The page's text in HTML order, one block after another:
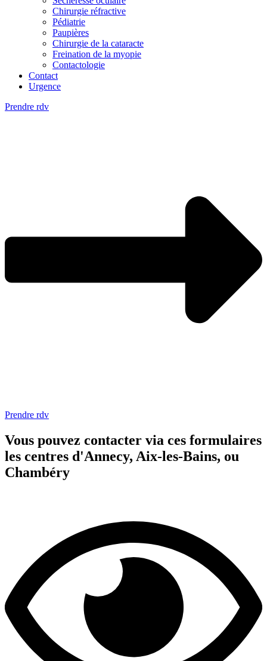
Chirurgie réfractive
Pédiatrie
Paupières
Chirurgie de la cataracte
Freination de la myopie
Contactologie
Contact
Urgence
Prendre rdv
Prendre rdv
Vous pouvez contacter via ces formulaires
les centres d'Annecy, Aix-les-Bains, ou
Chambéry